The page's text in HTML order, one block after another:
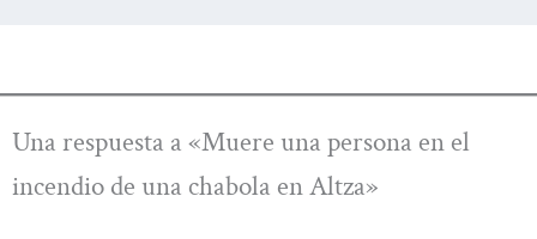
Una respuesta a «Muere una persona en el
incendio de una chabola en Altza»